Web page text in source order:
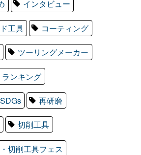
インタビュー
工具 コーティング
ツーリングメーカー
ランキング
再研磨
切削工具
切削工具フェス